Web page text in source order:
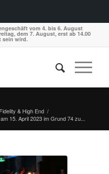
vom 4. bis 6. August
dem 7. August, erst ab 14.00
sein wird.
& High End /
15. April 2023 im Grund 74 zu...